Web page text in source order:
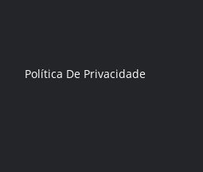
Política De Privacidade